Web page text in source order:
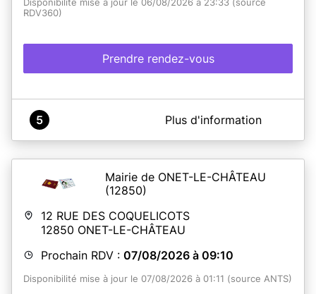
Disponibilité mise à jour le 06/08/2026 à 23:33 (source
RDV360)
Prendre rendez-vous
A propos de Mairie de Monclar de Quercy
82230 MONCLAR DE QUERCY.
! Pour les récupérations de titres, veuillez sélectionner
la rubrique "Remise de titres". merci
En savoir plus
5 Plus d'information
Mairie de ONET-LE-CHÂTEAU
(12850)
12 RUE DES COQUELICOTS
12850 ONET-LE-CHÂTEAU
Prochain RDV : 07/08/2026 à 09:10
Disponibilité mise à jour le 07/08/2026 à 01:11 (source ANTS)